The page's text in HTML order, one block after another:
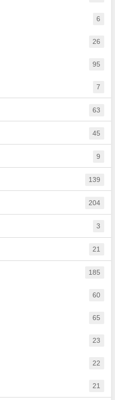
6
26
95
7
63
45
9
139
204
3
21
185
60
65
23
22
21